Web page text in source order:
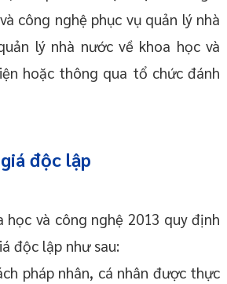
công nghệ phục vụ quản lý nhà
lý nhà nước về khoa học và
hoặc thông qua tổ chức đánh
độc lập
và công nghệ 2013 quy định
độc lập như sau:
pháp nhân, cá nhân được thực